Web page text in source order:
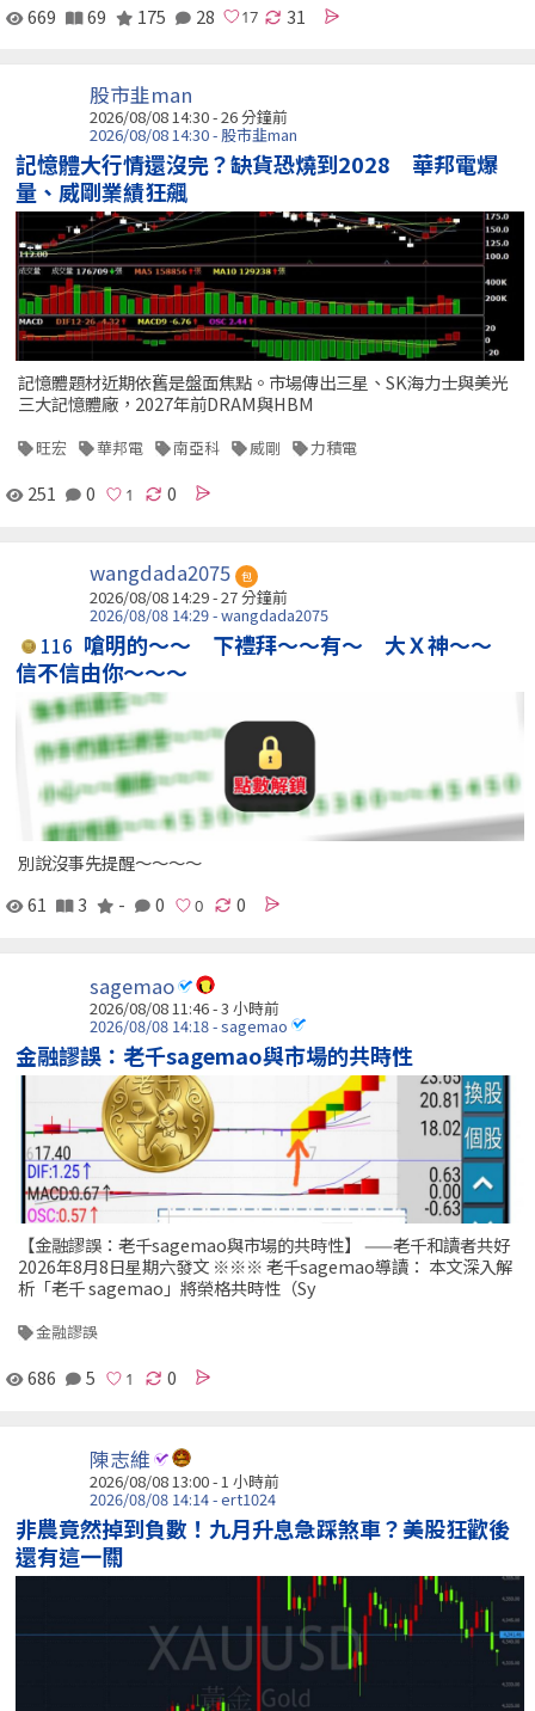
669 69 175 28 31
股市韭man
2026/08/08 14:30 -26 分鐘前
2026/08/08 14:30 - 股市韭man
記憶體大行情還沒完？缺貨恐燒到2028 華邦電爆
量、威剛業績狂飆
記憶體題材近期依舊是盤面焦點。市場傳出三星、SK海力士與美光
三大記憶體廠，2027年前DRAM與HBM
旺宏 華邦電 南亞科 威剛 力積電
251 0 0
wangdada2075 包
2026/08/08 14:29 -27 分鐘前
2026/08/08 14:29 - wangdada2075
116 嗆明的～～ 下禮拜～～有～ 大Ｘ神～～
信不信由你～～～
別說沒事先提醒～～～～
61
3 - 0 0
sagemao
2026/08/08 11:46 -3 小時前
2026/08/08 14:18 - sagemao
金融謬誤：老千sagemao與市場的共時性
【金融謬誤：老千sagemao與市場的共時性】 ——老千和讀者共好
2026年8月8日星期六發文 ※※※ 老千sagemao導讀： 本文深入解
析「老千 sagemao」將榮格共時性（Sy
金融謬誤
686 5 0
陳志維
2026/08/08 13:00 -1 小時前
2026/08/08 14:14 - ert1024
非農竟然掉到負數！九月升息急踩煞車？美股狂歡後
還有這一關